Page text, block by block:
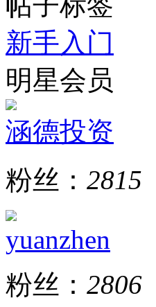
新手入门
明星会员
涵德投资
粉丝： 2815
yuanzhen
粉丝： 2806